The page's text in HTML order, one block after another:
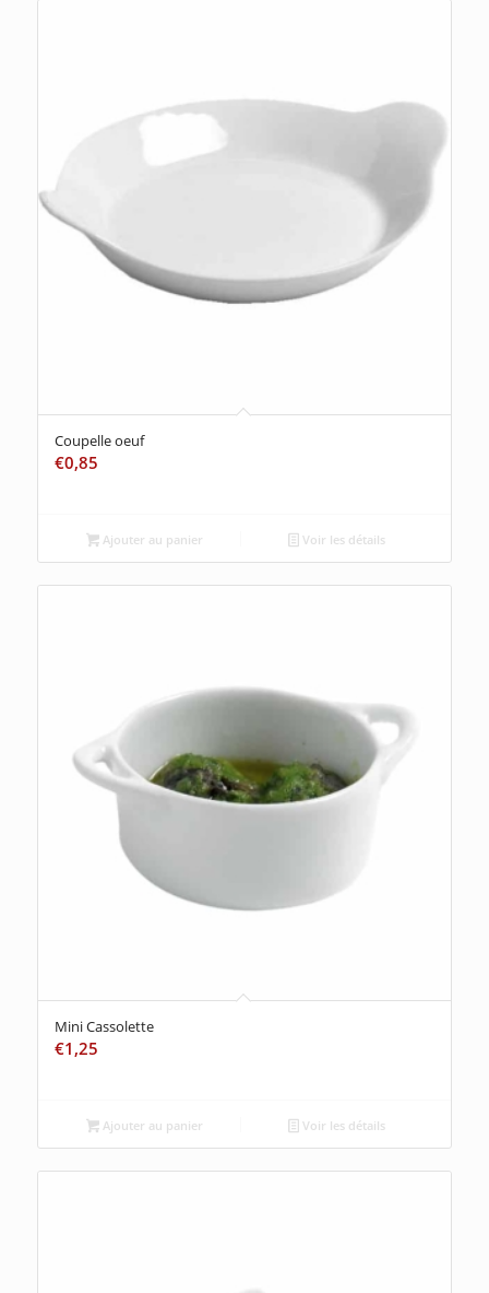
Coupelle oeuf
€0,85
Ajouter au panier Voir les détails
Mini Cassolette
€1,25
Ajouter au panier Voir les détails